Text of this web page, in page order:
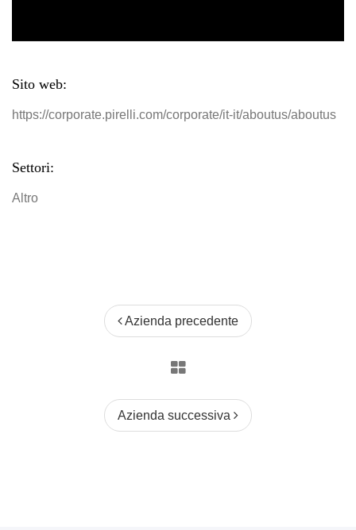
Sito web:
https://corporate.pirelli.com/corporate/it-it/aboutus/aboutus
Settori:
Altro
Azienda precedente
Azienda successiva